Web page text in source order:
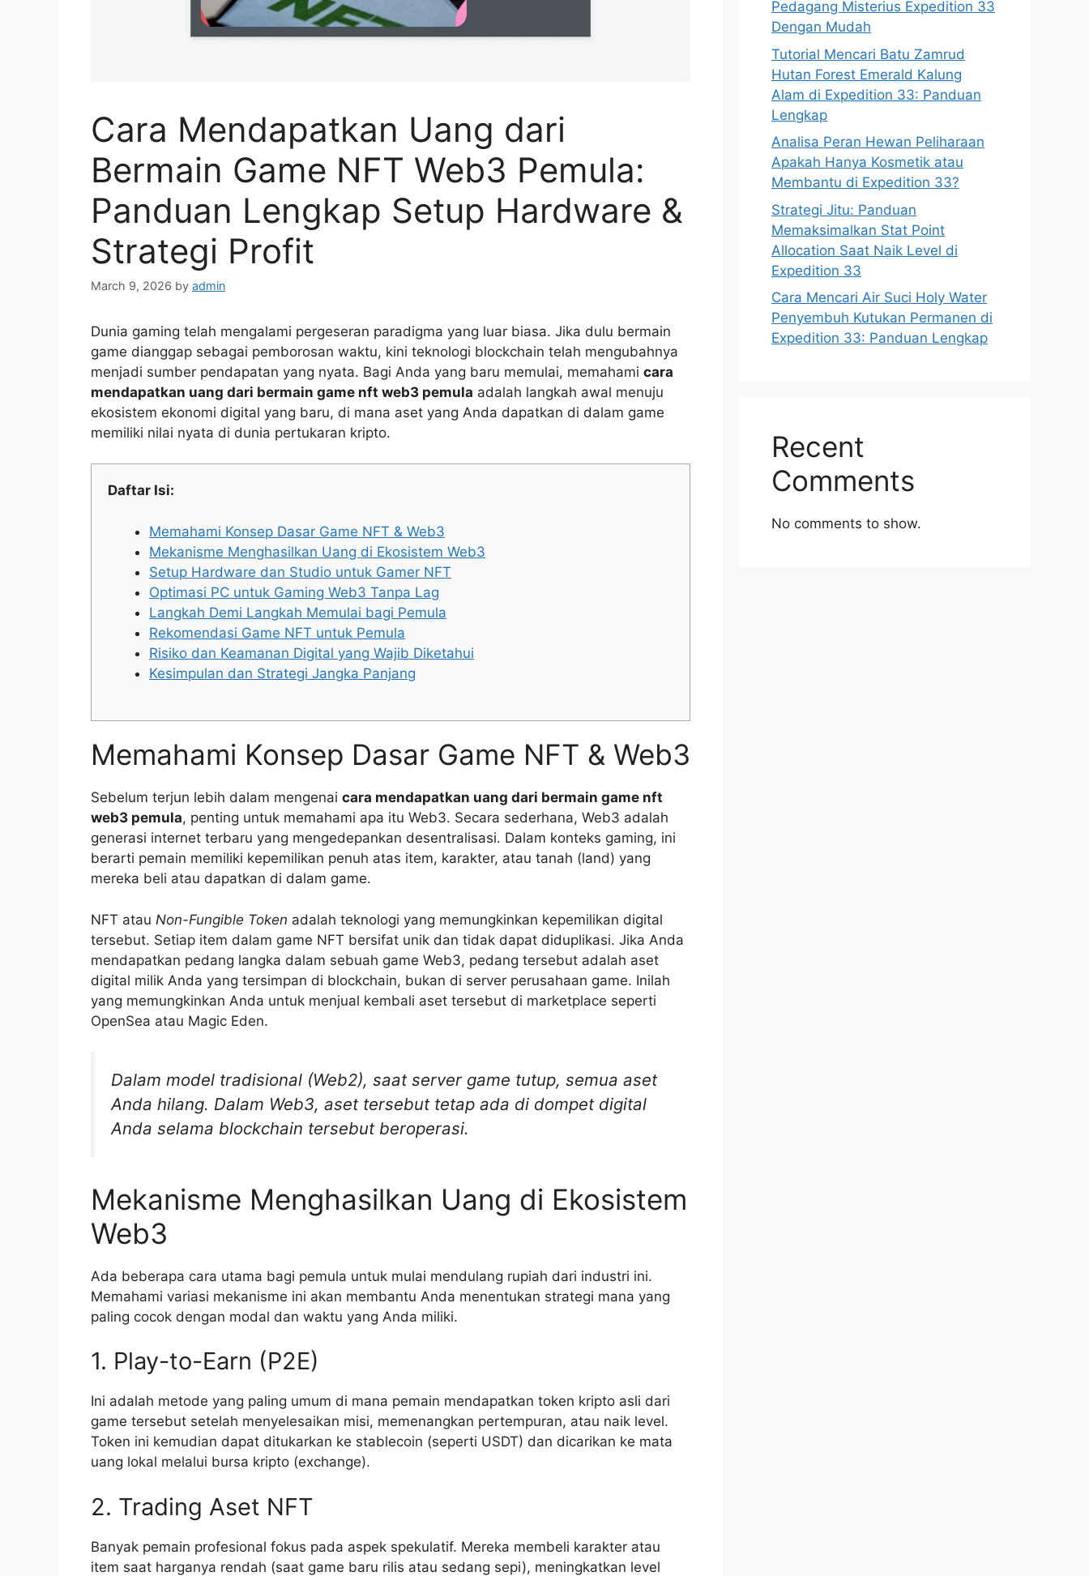
Cara Mendapatkan Uang dari
Bermain Game NFT Web3 Pemula:
Panduan Lengkap Setup Hardware &
Strategi Profit
March 9, 2026 by admin
Dunia gaming telah mengalami pergeseran paradigma yang luar biasa. Jika dulu bermain
game dianggap sebagai pemborosan waktu, kini teknologi blockchain telah mengubahnya
menjadi sumber pendapatan yang nyata. Bagi Anda yang baru memulai, memahami cara
mendapatkan uang dari bermain game nft web3 pemula adalah langkah awal menuju
ekosistem ekonomi digital yang baru, di mana aset yang Anda dapatkan di dalam game
memiliki nilai nyata di dunia pertukaran kripto.
Daftar Isi:
Memahami Konsep Dasar Game NFT & Web3
Mekanisme Menghasilkan Uang di Ekosistem Web3
Setup Hardware dan Studio untuk Gamer NFT
Optimasi PC untuk Gaming Web3 Tanpa Lag
Langkah Demi Langkah Memulai bagi Pemula
Rekomendasi Game NFT untuk Pemula
Risiko dan Keamanan Digital yang Wajib Diketahui
Kesimpulan dan Strategi Jangka Panjang
Memahami Konsep Dasar Game NFT & Web3
Sebelum terjun lebih dalam mengenai cara mendapatkan uang dari bermain game nft
web3 pemula, penting untuk memahami apa itu Web3. Secara sederhana, Web3 adalah
generasi internet terbaru yang mengedepankan desentralisasi. Dalam konteks gaming, ini
berarti pemain memiliki kepemilikan penuh atas item, karakter, atau tanah (land) yang
mereka beli atau dapatkan di dalam game.
NFT atau Non-Fungible Token adalah teknologi yang memungkinkan kepemilikan digital
tersebut. Setiap item dalam game NFT bersifat unik dan tidak dapat diduplikasi. Jika Anda
mendapatkan pedang langka dalam sebuah game Web3, pedang tersebut adalah aset
digital milik Anda yang tersimpan di blockchain, bukan di server perusahaan game. Inilah
yang memungkinkan Anda untuk menjual kembali aset tersebut di marketplace seperti
OpenSea atau Magic Eden.
Dalam model tradisional (Web2), saat server game tutup, semua aset
Anda hilang. Dalam Web3, aset tersebut tetap ada di dompet digital
Anda selama blockchain tersebut beroperasi.
Mekanisme Menghasilkan Uang di Ekosistem
Web3
Ada beberapa cara utama bagi pemula untuk mulai mendulang rupiah dari industri ini.
Memahami variasi mekanisme ini akan membantu Anda menentukan strategi mana yang
paling cocok dengan modal dan waktu yang Anda miliki.
1. Play-to-Earn (P2E)
Ini adalah metode yang paling umum di mana pemain mendapatkan token kripto asli dari
game tersebut setelah menyelesaikan misi, memenangkan pertempuran, atau naik level.
Token ini kemudian dapat ditukarkan ke stablecoin (seperti USDT) dan dicarikan ke mata
uang lokal melalui bursa kripto (exchange).
2. Trading Aset NFT
Banyak pemain profesional fokus pada aspek spekulatif. Mereka membeli karakter atau
item saat harganya rendah (saat game baru rilis atau sedang sepi), meningkatkan level
Pedagang Misterius Expedition 33
Dengan Mudah
Tutorial Mencari Batu Zamrud
Hutan Forest Emerald Kalung
Alam di Expedition 33: Panduan
Lengkap
Analisa Peran Hewan Peliharaan
Apakah Hanya Kosmetik atau
Membantu di Expedition 33?
Strategi Jitu: Panduan
Memaksimalkan Stat Point
Allocation Saat Naik Level di
Expedition 33
Cara Mencari Air Suci Holy Water
Penyembuh Kutukan Permanen di
Expedition 33: Panduan Lengkap
Recent
Comments
No comments to show.